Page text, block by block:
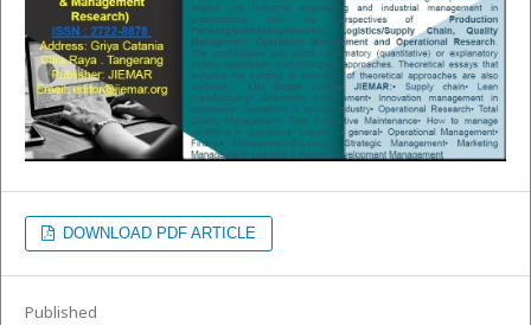
DOWNLOAD PDF ARTICLE
Published